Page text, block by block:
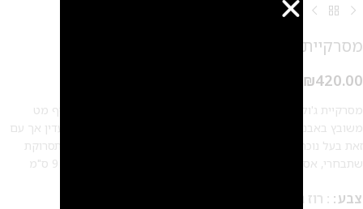
מסרקיית עלים ליפ – אבנים
₪420.00
מסרקיית ג'ולי, מסרקייה לכלה/לארוע מצופה בזהב 14 קראט/ כסף מט
משובץ באבנים ובפנינים אקריליות. תכשיט שיער רומנטי, אצילי, עדין אך עם
זאת בעל נוכחות מרשימה, שיגרוף אינסוף מחמאות מתאים לכל תסרוקת
שתבחרי, אסוף נמוך, אסוף גבוה, אסוף מרושל, פזור וצמות אורך: 9 ס"מ
צבע : רוז גולד